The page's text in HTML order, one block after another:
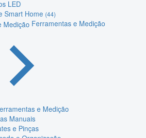
LED
Smart Home (44)
Ferramentas e Medição
e Medição
Manuais
e Pinças